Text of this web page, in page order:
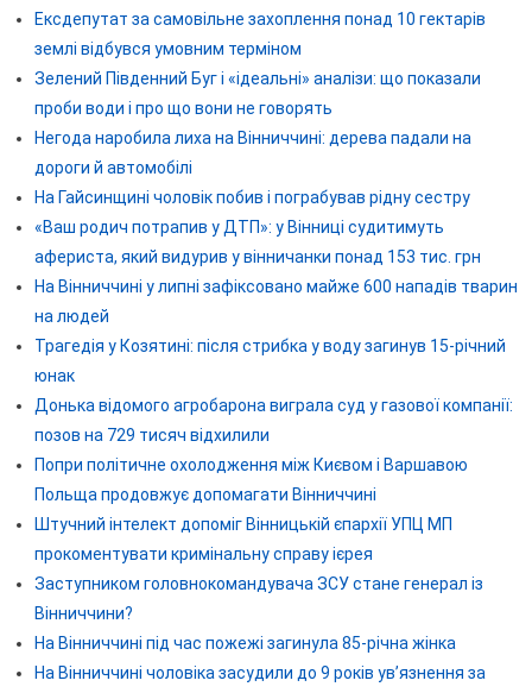
Ексдепутат за самовільне захоплення понад 10 гектарів
землі відбувся умовним терміном
Зелений Південний Буг і «ідеальні» аналізи: що показали
проби води і про що вони не говорять
Негода наробила лиха на Вінниччині: дерева падали на
дороги й автомобілі
На Гайсинщині чоловік побив і пограбував рідну сестру
«Ваш родич потрапив у ДТП»: у Вінниці судитимуть
афериста, який видурив у вінничанки понад 153 тис. грн
На Вінниччині у липні зафіксовано майже 600 нападів тварин
на людей
Трагедія у Козятині: після стрибка у воду загинув 15-річний
юнак
Донька відомого агробарона виграла суд у газової компанії:
позов на 729 тисяч відхилили
Попри політичне охолодження між Києвом і Варшавою
Польща продовжує допомагати Вінниччині
Штучний інтелект допоміг Вінницькій єпархії УПЦ МП
прокоментувати кримінальну справу ієрея
Заступником головнокомандувача ЗСУ стане генерал із
Вінниччини?
На Вінниччині під час пожежі загинула 85-річна жінка
На Вінниччині чоловіка засудили до 9 років ув’язнення за